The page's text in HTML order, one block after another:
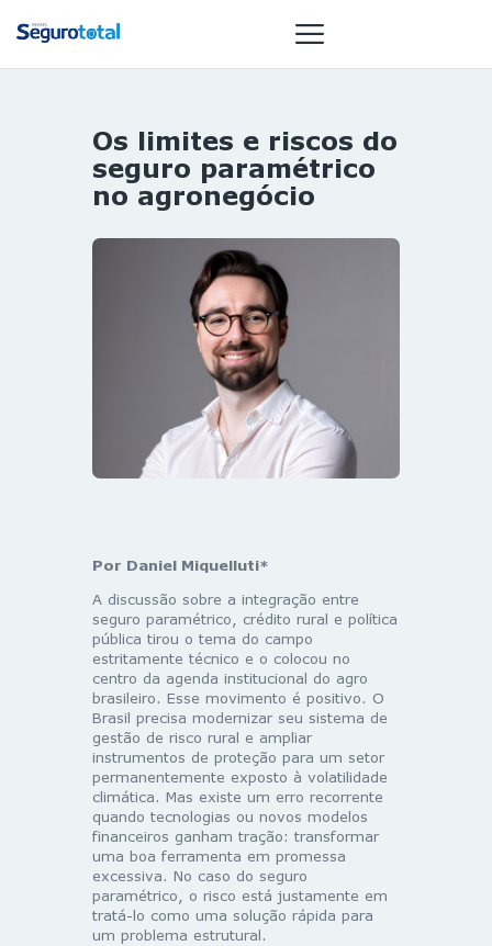
NOTÍCIAS
REVISTA
GAIVOTA DE
OURO
ST SUMMIT
MULHERES
GESTORAS
HOMEST
HOME
Os limites e riscos do
seguro paramétrico
no agronegócio
Por Daniel Miquelluti*
A discussão sobre a integração entre
seguro paramétrico, crédito rural e política
pública tirou o tema do campo
estritamente técnico e o colocou no
centro da agenda institucional do agro
brasileiro. Esse movimento é positivo. O
Brasil precisa modernizar seu sistema de
gestão de risco rural e ampliar
instrumentos de proteção para um setor
permanentemente exposto à volatilidade
climática. Mas existe um erro recorrente
quando tecnologias ou novos modelos
financeiros ganham tração: transformar
uma boa ferramenta em promessa
excessiva. No caso do seguro
paramétrico, o risco está justamente em
tratá-lo como uma solução rápida para
um problema estrutural.